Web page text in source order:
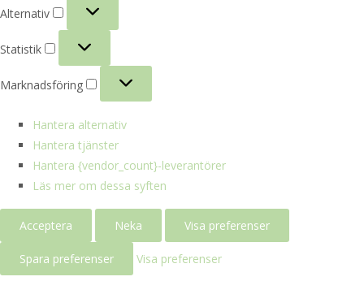
Alternativ
Statistik
Marknadsföring
Hantera alternativ
Hantera tjänster
Hantera {vendor_count}-leverantörer
Läs mer om dessa syften
Acceptera Neka Visa preferenser
Spara preferenser Visa preferenser